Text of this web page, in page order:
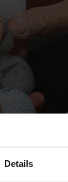
Details